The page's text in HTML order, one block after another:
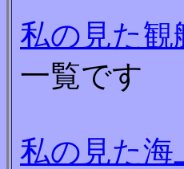
私の見た観
一覧です
私の見た海